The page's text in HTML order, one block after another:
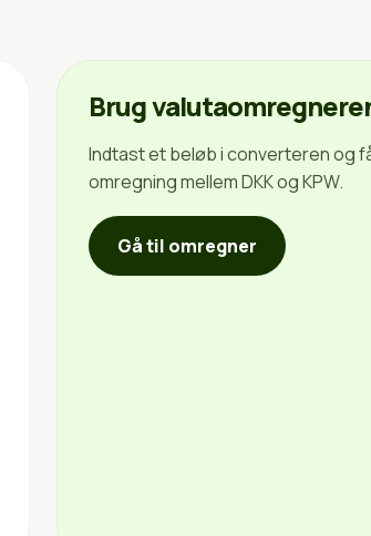
Brug
Indtast et beløb i converteren og
omregning mellem DKK og KPW.
Gå til omregner